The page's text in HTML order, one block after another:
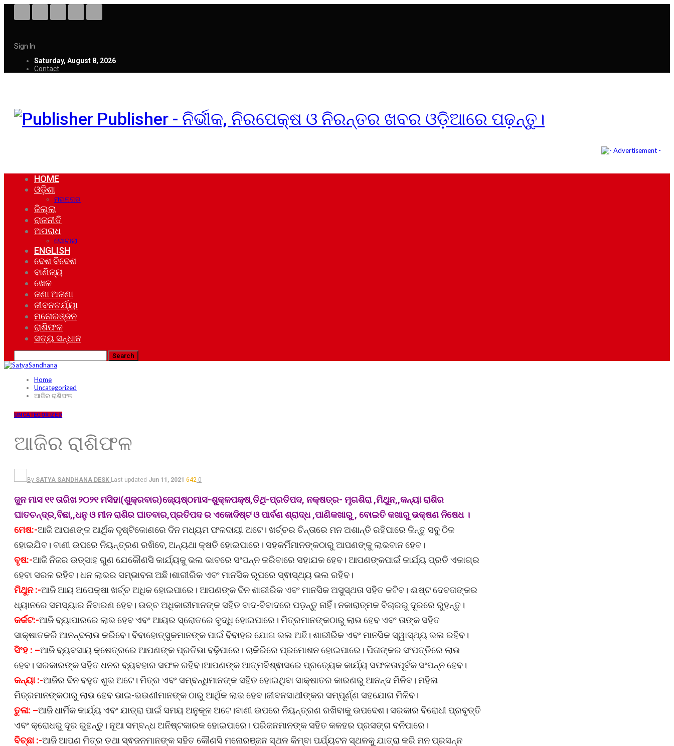
Sign In
Saturday, August 8, 2026
Contact
Publisher - ନିର୍ଭୀକ, ନିରପେକ୍ଷ ଓ ନିରନ୍ତର ଖବର ଓଡ଼ିଆରେ ପଢ଼ନ୍ତୁ।
HOME
ଓଡ଼ିଶା
ମହାନଗର
ଜିଲ୍ଲା
ରାଜନୀତି
ଅପରାଧ
ଘୋଟାଲା
ENGLISH
ଦେଶ ବିଦେଶ
ବାଣିଜ୍ୟ
ଖେଳ
ଜଣା ଅଜଣା
ଜୀବନଚର୍ଯ୍ୟା
ମନୋରଞ୍ଜନ
ରାଶିଫଳ
ସତ୍ୟ ସନ୍ଧାନ
Home
Uncategorized
ଆଜିର ରାଶିଫଳ
UNCATEGORIZED
ଆଜିର ରାଶିଫଳ
By SATYA SANDHANA DESK Last updated Jun 11, 2021 642 0
ଜୁନ ମାସ ୧୧ ତାରିଖ ୨୦୨୧ ମସିହା(ଶୁକ୍ରବାର)ଜ୍ୟେଷ୍ଠମାସ-ଶୁକ୍ଳପକ୍ଷ,ତିଥି-ପ୍ରତିପଦ, ନକ୍ଷତ୍ର- ମୃଗଶିରା ,ମିଥୁନ,,କନ୍ୟା ରାଶିର
ଘାତଚନ୍ଦ୍ର,ବିଛା,,ଧନୁ ଓ ମୀନ ରାଶିର ଘାତବାର,ପ୍ରତିପଦ ର ଏକୋଦିଷ୍ଟ ଓ ପାର୍ବଣ ଶ୍ରାଦ୍ଧ ,ପାଣିକଖାରୁ , ବୋଇତି କଖାରୁ ଭକ୍ଷଣ ନିଷେଧ ।
ମେଷ:-ଆଜି ଆପଣଙ୍କ ଆର୍ଥିକ ଦୃଷ୍ଟିକୋଣରେ ଦିନ ମଧ୍ୟମ ଫଳଦାୟୀ ଅଟେ। ଖର୍ଚ୍ଚର ଚିନ୍ତାରେ ମନ ଅଶାନ୍ତି ରହିପାରେ କିନ୍ତୁ ସବୁ ଠିକ
ହୋଇଯିବ। ବାଣୀ ଉପରେ ନିୟନ୍ତ୍ରଣ ରଖିବେ, ଅନ୍ୟଥା କ୍ଷତି ହୋଇପାରେ। ସହକର୍ମିମାନଙ୍କଠାରୁ ଆପଣଙ୍କୁ ଲାଭବାନ ହେବ।
ବୃଷ:-ଆଜି ନିଜର ଉତ୍ସାହ ଗୁଣ ଯେକୌଣସି କାର୍ଯ୍ୟକୁ ଭଲ ଭାବରେ ସଂପନ୍ନ କରିବାରେ ସହାଯକ ହେବ। ଆପଣଙ୍କପାଇଁ କାର୍ଯ୍ୟ ପ୍ରତି ଏକାଗ୍ର
ହେବା ସରଳ ରହିବ। ଧନ ଲାଭର ସମ୍ଭାବନା ଅଛି।ଶାରୀରିକ ଏବଂ ମାନସିକ ରୂପରେ ସ୍ଵାସ୍ଥ୍ୟ ଭଲ ରହିବ।
ମିଥୁନ :-ଆଜି ଆୟ ଅପେକ୍ଷା ଖର୍ଚ୍ଚ ଅଧିକ ହୋଇପାରେ। ଆପଣଙ୍କ ଦିନ ଶାରୀରିକ ଏବଂ ମାନସିକ ଅସୁସ୍ଥତା ସହିତ କଟିବ। ଈଷ୍ଟ ଦେବତାଙ୍କର
ଧ୍ୟାନରେ ସମସ୍ୟାର ନିବାରଣ ହେବ। ଉଚ୍ଚ ଅଧିକାରୀମାନଙ୍କ ସହିତ ବାଦ-ବିବାଦରେ ପଡ଼ନ୍ତୁ ନାହିଁ। ନକାରାତ୍ମକ ବିଚାରରୁ ଦୂରରେ ରୁହନ୍ତୁ।
କର୍କଟ:-ଆଜି ବ୍ୟାପାରରେ ଲାଭ ହେବ ଏବଂ ଆୟର ସ୍ରୋତରେ ବୃଦ୍ଧି ହୋଇପାରେ। ମିତ୍ରମାନଙ୍କଠାରୁ ଲାଭ ହେବ ଏବଂ ତାଙ୍କ ସହିତ
ସାକ୍ଷାତକରି ଆନନ୍ଦଲାଭ କରିବେ। ବିବାହୋତ୍ସୁକମାନଙ୍କ ପାଇଁ ବିବାହର ଯୋଗ ଭଲ ଅଛି। ଶାରୀରିକ ଏବଂ ମାନସିକ ସ୍ୱାସ୍ଥ୍ୟ ଭଲ ରହିବ।
ସିଂହ : –ଆଜି ବ୍ୟବସାୟ କ୍ଷେତ୍ରରେ ଆପଣଙ୍କ ପ୍ରତିଭା ବଢ଼ିପାରେ। ଚାକିରିରେ ପ୍ରମୋଶନ ହୋଇପାରେ। ପିତାଙ୍କର ସଂପତ୍ତିରେ ଲାଭ
ହେବ। ସରକାରଙ୍କ ସହିତ ଧନର ବ୍ୟବହାର ସଫଳ ରହିବ।ଆପଣଙ୍କ ଆତ୍ମବିଶ୍ଵାସରେ ପ୍ରତ୍ୟେକ କାର୍ଯ୍ୟ ସଫଳତାପୂର୍ବକ ସଂପନ୍ନ ହେବ।
କନ୍ୟା :-ଆଜିର ଦିନ ବହୁତ ଶୁଭ ଅଟେ। ମିତ୍ର ଏବଂ ସମ୍ବନ୍ଧିମାନଙ୍କ ସହିତ ହୋଇଥିବା ସାକ୍ଷାତର କାରଣରୁ ଆନନ୍ଦ ମିଳିବ। ମହିଳା
ମିତ୍ରମାନଙ୍କଠାରୁ ଲାଭ ହେବ ଭାଇ-ଭଉଣୀମାନଙ୍କ ଠାରୁ ଆର୍ଥିକ ଲାଭ ହେବ।ଜୀବନସାଥୀଙ୍କର ସମ୍ପୂର୍ଣ୍ଣ ସହଯୋଗ ମିଳିବ।
ତୁଳା: –ଆଜି ଧାର୍ମିକ କାର୍ଯ୍ୟ ଏବଂ ଯାତ୍ରା ପାଇଁ ସମୟ ଅନୁକୂଳ ଅଟେ।ବାଣୀ ଉପରେ ନିୟନ୍ତ୍ରଣ ରଖିବାକୁ ଉପଦେଶ। ସରକାର ବିରୋଧୀ ପ୍ରବୃତ୍ତି
ଏବଂ କ୍ରୋଧରୁ ଦୂର ରୁହନ୍ତୁ। ନୂଆ ସମ୍ବନ୍ଧ ଅନିଷ୍ଟକାରକ ହୋଇପାରେ। ପରିଜନମାନଙ୍କ ସହିତ କଳହର ପ୍ରସଙ୍ଗ ବନିପାରେ।
ବିଚ୍ଛା :-ଆଜି ଆପଣ ମିତ୍ର ତଥା ସ୍ଵଜନମାନଙ୍କ ସହିତ କୌଣସି ମନୋରଞ୍ଜନ ସ୍ଥଳ କିମ୍ବା ପର୍ଯ୍ୟଟନ ସ୍ଥଳକୁ ଯାତ୍ରା କରି ମନ ପ୍ରସନ୍ନ